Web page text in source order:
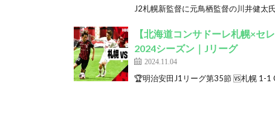
J2札幌新監督に元鳥栖監督の川井健太
【北海道コンサドーレ札幌×セ
2024シーズン｜Jリーグ
2024.11.04
🏆明治安田J1リーグ第35節 🆚札幌 1-1